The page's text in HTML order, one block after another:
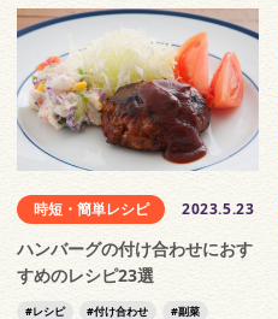
時短・簡単レシピ 2023.5.23
ハンバーグの付け合わせにおす
すめのレシピ23選
レシピ 付け合わせ 副菜